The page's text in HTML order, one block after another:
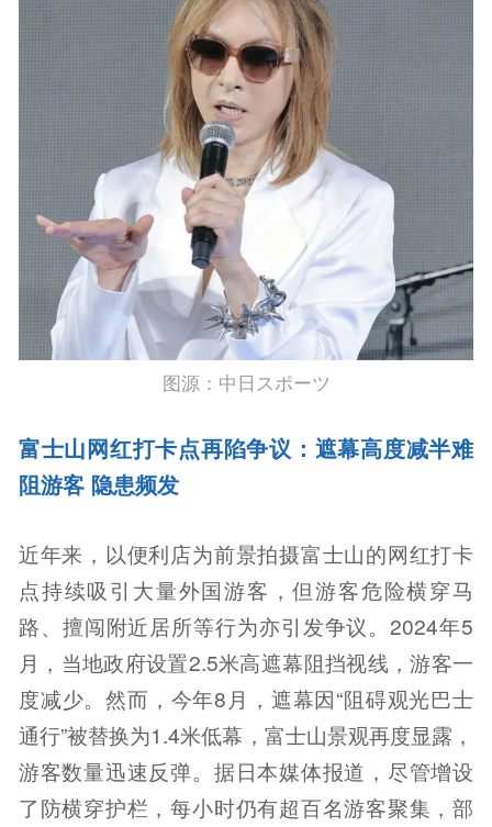
图源：中日スポーツ
富士山网红打卡点再陷争议：遮幕高度减半难
阻游客 隐患频发
近年来，以便利店为前景拍摄富士山的网红打卡
点持续吸引大量外国游客，但游客危险横穿马
路、擅闯附近居所等行为亦引发争议。2024年5
月，当地政府设置2.5米高遮幕阻挡视线，游客一
度减少。然而，今年8月，遮幕因“阻碍观光巴士
通行”被替换为1.4米低幕，富士山景观再度显露，
游客数量迅速反弹。据日本媒体报道，尽管增设
了防横穿护栏，每小时仍有超百名游客聚集，部